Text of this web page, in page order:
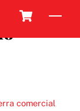
comercial